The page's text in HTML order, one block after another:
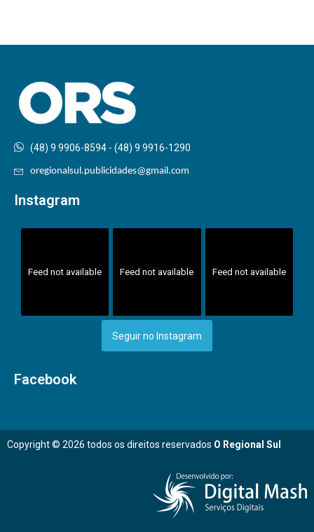
(48) 9 9906-8594 - (48) 9 9916-1290
oregionalsul.publicidades@gmail.com
Instagram
Feed not available Feed not available Feed not available
Seguir no Instagram
Facebook
Copyright © 2026 todos os direitos reservados O Regional Sul